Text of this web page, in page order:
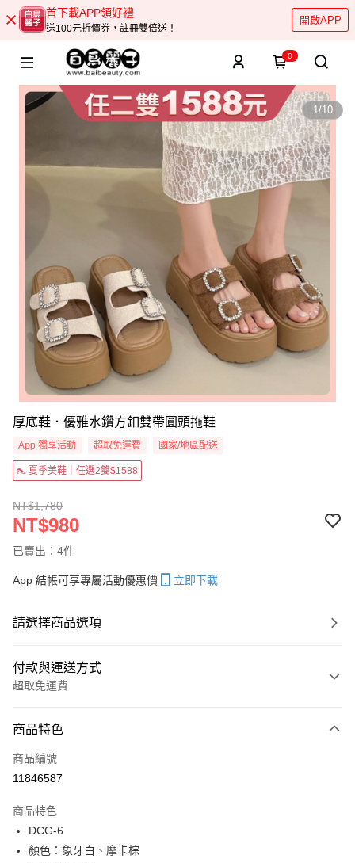
首下載APP領好禮
送100元折價券，註冊雙倍送！
開啟APP
0
1/10
厚底鞋．優雅水鑽方釦雙帶圓頭拖鞋
App 獨享活動 超取免運費 國家/地區配送
👠 夏季美鞋｜任選2雙$1588
NT$1,780
NT$980
已賣出：4件
App 結帳可享專屬活動優惠價 立即下載
請選擇商品選項
付款與運送方式
超取免運費
信用卡一次付款
超商取貨付款
Apple Pay
街口支付
商品特色
商品編號
11846587
商品特色
DCG-6
顏色：象牙白、摩卡棕